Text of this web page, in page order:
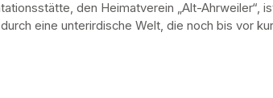
den Heimatverein „Alt-
eine unterirdische Welt, die noch bis vor